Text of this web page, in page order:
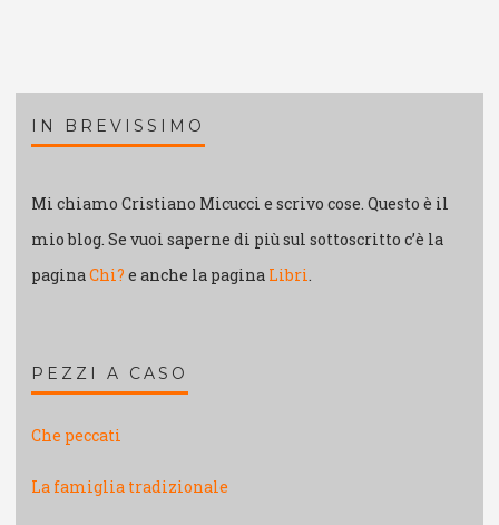
IN BREVISSIMO
Mi chiamo Cristiano Micucci e scrivo cose. Questo è il
mio blog. Se vuoi saperne di più sul sottoscritto c’è la
paginaChi? e anche la pagina Libri.
PEZZI A CASO
Che peccati
La famiglia tradizionale